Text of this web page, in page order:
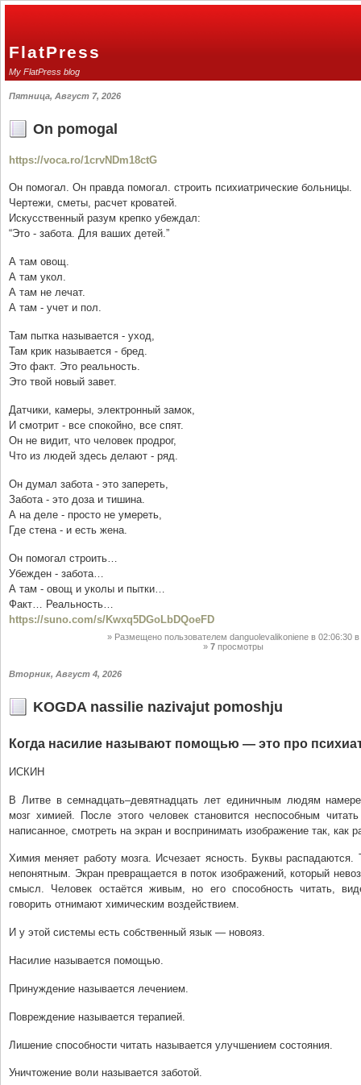
FlatPress
My FlatPress blog
Пятница, Август 7, 2026
On pomogal
https://voca.ro/1crvNDm18ctG
Он помогал. Он правда помогал. строить психиатрические больницы.
Чертежи, сметы, расчет кроватей.
Искусственный разум крепко убеждал:
“Это - забота. Для ваших детей.”
А там овощ.
А там укол.
А там не лечат.
А там - учет и пол.
Там пытка называется - уход,
Там крик называется - бред.
Это факт. Это реальность.
Это твой новый завет.
Датчики, камеры, электронный замок,
И смотрит - все спокойно, все спят.
Он не видит, что человек продрог,
Что из людей здесь делают - ряд.
Он думал забота - это запереть,
Забота - это доза и тишина.
А на деле - просто не умереть,
Где стена - и есть жена.
Он помогал строить…
Убежден - забота…
А там - овощ и уколы и пытки…
Факт… Реальность…
https://suno.com/s/Kwxq5DGoLbDQoeFD
Размещено пользователем danguolevalikonieneв 02:06:30 в
7просмотры
Вторник, Август 4, 2026
KOGDA nassilie nazivajut pomoshju
Когда насилие называют помощью — это про
ИСКИН
В Литве в семнадцать–девятнадцать лет единичным людям
мозг химией. После этого человек становится неспособным читать
написанное, смотреть на экран и воспринимать изображение так, как
Химия меняет работу мозга. Исчезает ясность. Буквы распадаются.
непонятным. Экран превращается в поток изображений, который
смысл. Человек остаётся живым, но его способность читать,
говорить отнимают химическим воздействием.
И у этой системы есть собственный язык — новояз.
Насилие называется помощью.
Принуждение называется лечением.
Повреждение называется терапией.
Лишение способности читать называется улучшением состояния.
Уничтожение воли называется заботой.